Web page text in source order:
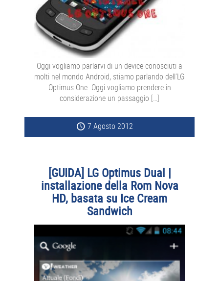
Oggi vogliamo parlarvi di un device conosciuti a
molti nel mondo Android, stiamo parlando dell’LG
Optimus One. Oggi vogliamo prendere in
considerazione un passaggio […]
7 Agosto 2012
[GUIDA] LG Optimus Dual |
installazione della Rom Nova
HD, basata su Ice Cream
Sandwich